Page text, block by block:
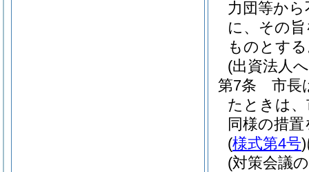
力団等か
に、その
ものとす
(出資法人
第7条
市長
たときは
同様の措
(様式第4号)
(対策会議